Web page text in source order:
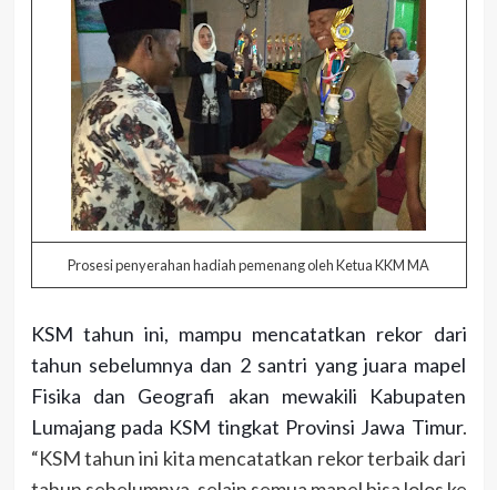
Prosesi penyerahan hadiah pemenang oleh Ketua KKM MA
KSM tahun ini, mampu mencatatkan rekor dari
tahun sebelumnya dan 2 santri yang juara mapel
Fisika dan Geografi akan mewakili Kabupaten
Lumajang pada KSM tingkat Provinsi Jawa Timur.
“KSM tahun ini kita mencatatkan rekor terbaik dari